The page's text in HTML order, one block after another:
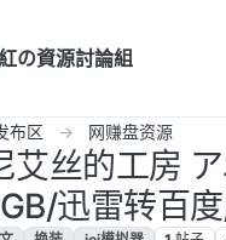
の資源討論組
布区 网赚盘资源
丝的工房
迅雷转百